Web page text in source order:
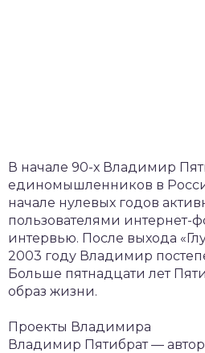
В начале 90-х Владимир
единомышленников в
начале нулевых годов
пользователями интернет-
интервью. После выхода
2003 году Владимир
Больше пятнадцати лет
образ жизни.
Проекты Владимира
Владимир Пятибрат —